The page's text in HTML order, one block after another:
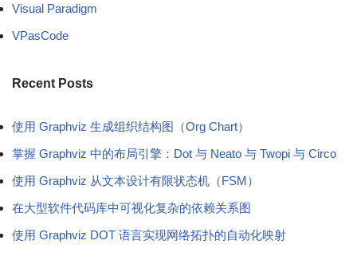
Visual Paradigm
VPasCode
Recent Posts
使用 Graphviz 生成组织结构图（Org Chart）
掌握 Graphviz 中的布局引擎：Dot 与 Neato 与 Twopi 与 Circo
使用 Graphviz 从文本设计有限状态机（FSM）
在大型软件代码库中可视化复杂的依赖关系图
使用 Graphviz DOT 语言实现网络拓扑的自动化映射